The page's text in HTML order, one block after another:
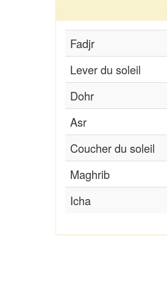
Fadjr
Lever du soleil
Dohr
Asr
Coucher du soleil
Maghrib
Icha